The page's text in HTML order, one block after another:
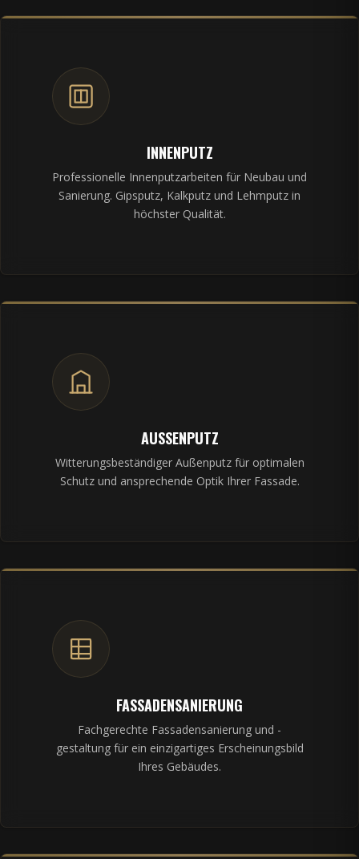
INNENPUTZ
Professionelle Innenputzarbeiten für Neubau und
Sanierung. Gipsputz, Kalkputz und Lehmputz in
höchster Qualität.
AUSSENPUTZ
Witterungsbeständiger Außenputz für optimalen
Schutz und ansprechende Optik Ihrer Fassade.
FASSADENSANIERUNG
Fachgerechte Fassadensanierung und -
gestaltung für ein einzigartiges Erscheinungsbild
Ihres Gebäudes.